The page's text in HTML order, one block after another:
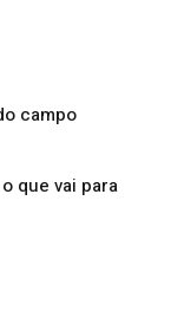
campo
que vai para